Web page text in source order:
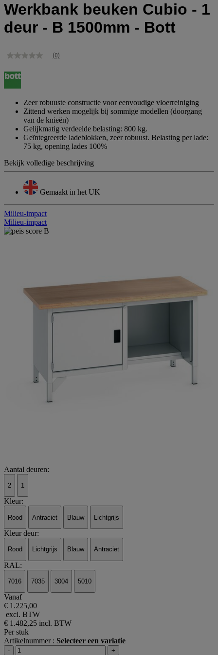
Werkbank beuken Cubio - 1
deur - B 1500mm - Bott
Geen
Dezelfde
paginalink.
(0)
Zeer robuuste constructie voor eenvoudige vloerreiniging
Zittend werken mogelijk bij sommige modellen (doorgang
van de knieën)
Gelijkmatig verdeelde belasting: 800 kg.
Geïntegreerde ladeblokken, zeer robuust. Belasting per lade:
75 kg, opening lades 100%
Bekijk volledige beschrijving
Gemaakt in het UK
Milieu-impact
Milieu-impact
Aantal deuren:
2 1
Kleur:
Rood Antraciet Blauw Lichtgrijs
Kleur deur:
Rood Lichtgrijs Blauw Antraciet
RAL:
7016 7035 3004 5010
Vanaf
€ 1.225,00
excl. BTW
€ 1.482,25 incl. BTW
Per stuk
Artikelnummer : Selecteer een variatie
- +